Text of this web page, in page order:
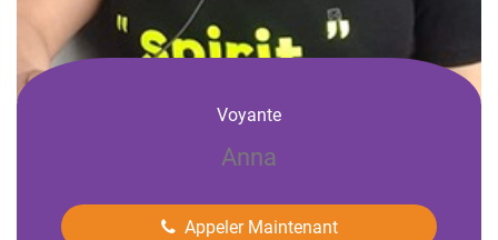
Voyante
Anna
Appeler Maintenant